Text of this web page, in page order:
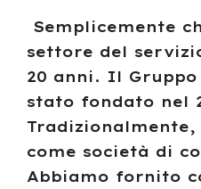
Semplicemente
settore del
20 anni. Il Gruppo
stato fondato nel
come società di
Abbiamo fornito